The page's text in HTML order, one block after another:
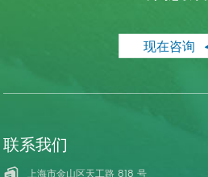
现在咨询
联系我们
上海市金山区天工路 818 号